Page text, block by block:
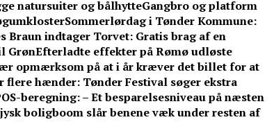
natursuiter og bålhytteGangbro og platform
Sommerlørdag i Tønder Kommune:
Braun indtager Torvet: Gratis brag af en
GrønEfterladte effekter på Rømø udløste
opmærksom på at i år kræver det billet for at
hænder: Tønder Festival søger ekstra
beregning: – Et besparelsesniveau på næsten
boligboom slår benene væk under resten af